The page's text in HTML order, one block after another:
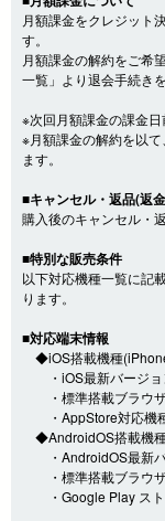
月額課金をクレジット
す。
月額課金の解約をご希
一覧」より退会手続き
※次回月額課金の課金日
※月額課金の解約を以
ます。
■キャンセル・返品(返
購入後のキャンセル・
■特別な販売条件
以下対応機種一覧に記
ります。
■対応端末情報
◆iOS搭載機種
・iOS最新バージョ
・標準搭載ブラウザ
・AppStore対応機
◆AndroidOS搭載機
・AndroidOS最新バ
・標準搭載ブラウザ
・Google Play スト